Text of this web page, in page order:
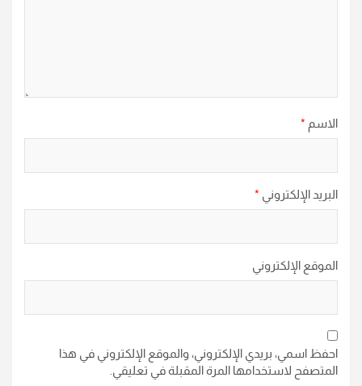
الاسم *
البريد الإلكتروني *
الموقع الإلكتروني
احفظ اسمي، بريدي الإلكتروني، والموقع الإلكتروني في هذا
المتصفح لاستخدامها المرة المقبلة في تعليقي.